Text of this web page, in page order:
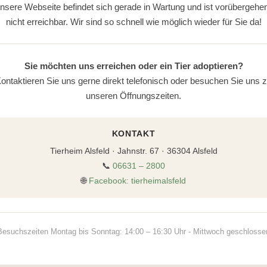
Webseite befindet sich gerade in Wartung und ist
nicht erreichbar. Wir sind so schnell wie möglich wieder für Sie da!
Sie möchten uns erreichen oder ein Tier adoptieren?
Sie uns gerne direkt telefonisch oder besuchen Sie uns
unseren Öffnungszeiten.
KONTAKT
Tierheim Alsfeld · Jahnstr. 67 · 36304 Alsfeld
📞 06631 – 2800
🌐 Facebook: tierheimalsfeld
Montag bis Sonntag: 14:00 – 16:30 Uhr - Mittwoch